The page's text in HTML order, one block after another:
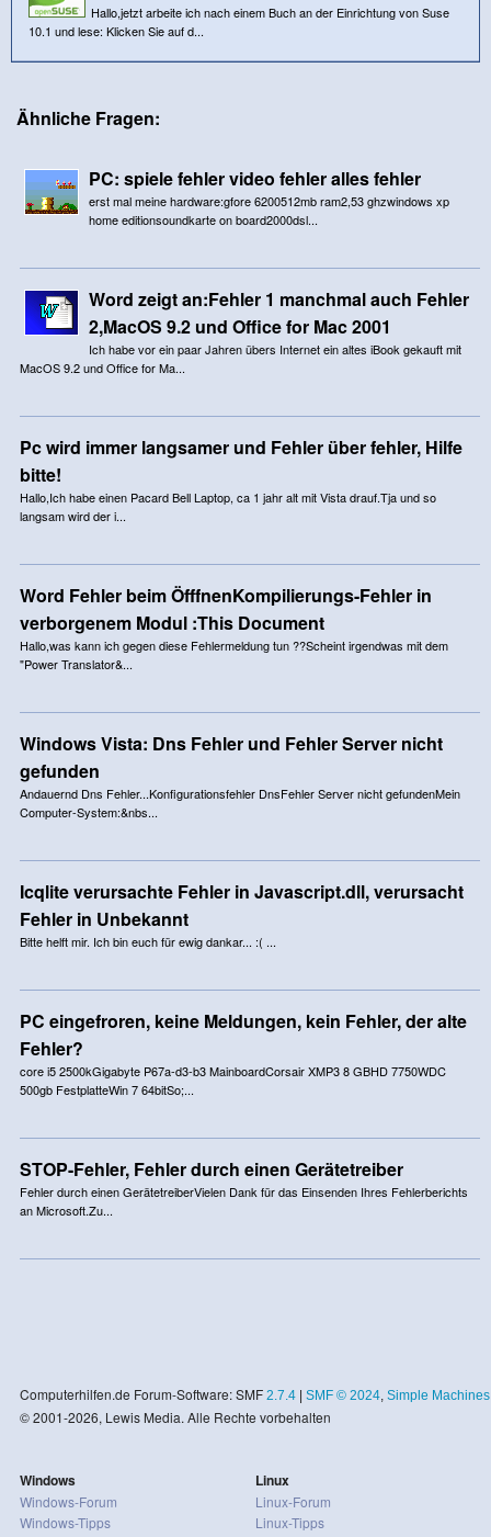
Hallo,jetzt arbeite ich nach einem Buch an der Einrichtung von Suse
10.1 und lese: Klicken Sie auf d...
Ähnliche Fragen:
PC: spiele fehler video fehler alles fehler
erst mal meine hardware:gfore 6200512mb ram2,53 ghzwindows xp
home editionsoundkarte on board2000dsl...
Word zeigt an:Fehler 1 manchmal auch Fehler
2,MacOS 9.2 und Office for Mac 2001
Ich habe vor ein paar Jahren übers Internet ein altes iBook gekauft mit
MacOS 9.2 und Office for Ma...
Pc wird immer langsamer und Fehler über fehler, Hilfe
bitte!
Hallo,Ich habe einen Pacard Bell Laptop, ca 1 jahr alt mit Vista drauf.Tja und so
langsam wird der i...
Word Fehler beim ÖfffnenKompilierungs-Fehler in
verborgenem Modul :This Document
Hallo,was kann ich gegen diese Fehlermeldung tun ??Scheint irgendwas mit dem
"Power Translator&...
Windows Vista: Dns Fehler und Fehler Server nicht
gefunden
Andauernd Dns Fehler...Konfigurationsfehler DnsFehler Server nicht gefundenMein
Computer-System:&nbs...
Icqlite verursachte Fehler in Javascript.dll, verursacht
Fehler in Unbekannt
Bitte helft mir. Ich bin euch für ewig dankar... :( ...
PC eingefroren, keine Meldungen, kein Fehler, der alte
Fehler?
core i5 2500kGigabyte P67a-d3-b3 MainboardCorsair XMP3 8 GBHD 7750WDC
500gb FestplatteWin 7 64bitSo;...
STOP-Fehler, Fehler durch einen Gerätetreiber
Fehler durch einen GerätetreiberVielen Dank für das Einsenden Ihres Fehlerberichts
an Microsoft.Zu...
Computerhilfen.de Forum-Software: SMF 2.7.4| SMF © 2024, Simple Machines
© 2001-2026, Lewis Media. Alle Rechte vorbehalten
Windows
Windows-Forum
Windows-Tipps
Linux
Linux-Forum
Linux-Tipps